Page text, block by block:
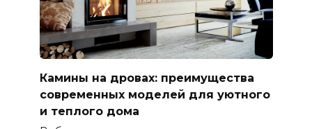
Камины на дровах: преимущества
современных моделей для уютного
и теплого дома